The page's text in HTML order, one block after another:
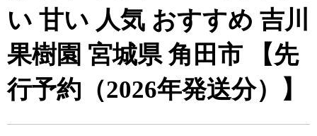
い 甘い 人気 おすすめ 吉川
果樹園 宮城県 角田市 【先
行予約（2026年発送分）】